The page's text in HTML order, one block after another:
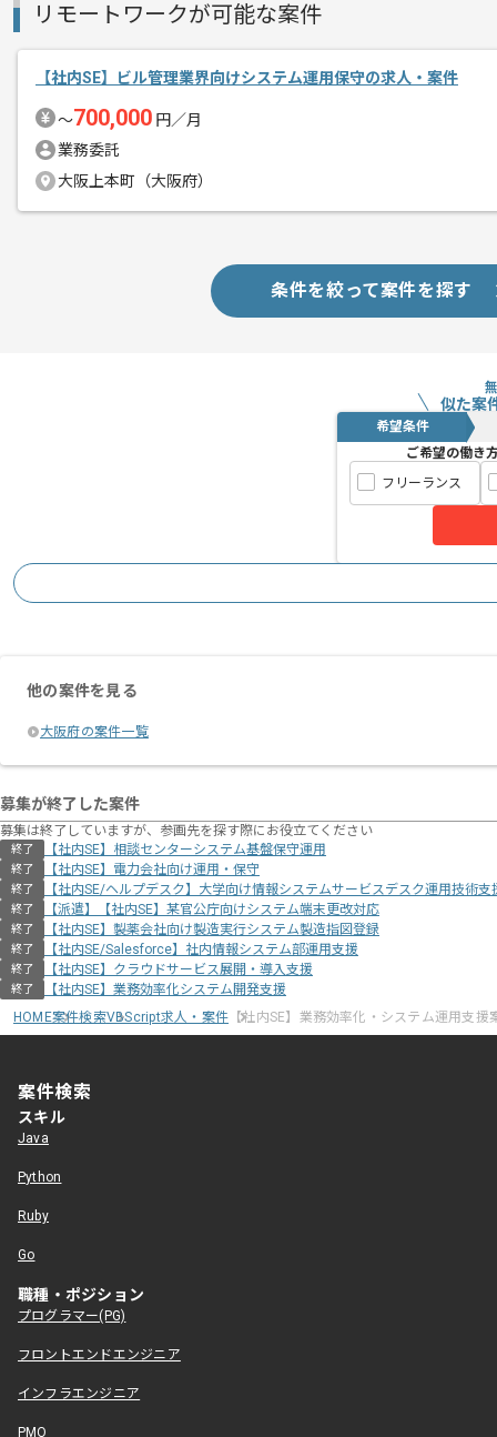
リモートワークが可能な案件
【社内SE】ビル管理業界向けシステム運用保守の求人・案件
〜700,000 円／月
業務委託
大阪上本町（大阪府）
条件を絞って案件を探す
似た案
希望条件
ご希望の働き
フリーランス
他の案件を見る
大阪府の案件一覧
募集が終了した案件
募集は終了していますが、参画先を探す際にお役立てください
終了 【社内SE】相談センターシステム基盤保守運用
終了 【社内SE】電力会社向け運用・保守
終了 【社内SE/ヘルプデスク】大学向け情報システムサービスデスク運用技術
終了 【派遣】【社内SE】某官公庁向けシステム端末更改対応
終了 【社内SE】製薬会社向け製造実行システム製造指図登録
終了 【社内SE/Salesforce】社内情報システム部運用支援
終了 【社内SE】クラウドサービス展開・導入支援
終了
【社内SE】業務効率化システム開発支援
HOME案件検索VBScript求人・案件 【社内SE】業務効率化・システム運用支援
案件検索
スキル
Java
Python
Ruby
Go
職種・ポジション
プログラマー(PG)
フロントエンドエンジニア
インフラエンジニア
PMO